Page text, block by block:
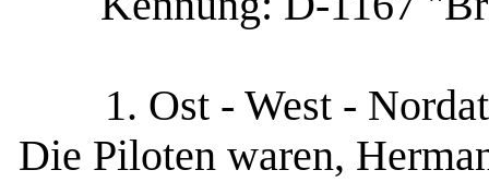
1. Ost - West -
Die Piloten waren,